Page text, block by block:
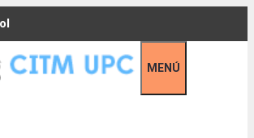
MENÚ